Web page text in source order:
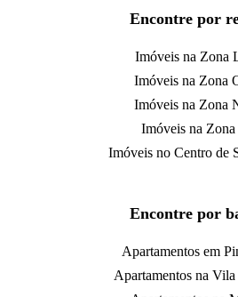
Encontre por
Imóveis na Zona
Imóveis na Zona
Imóveis na Zona
Imóveis na Zona
Imóveis no Centro de
Encontre por
Apartamentos em
Apartamentos na